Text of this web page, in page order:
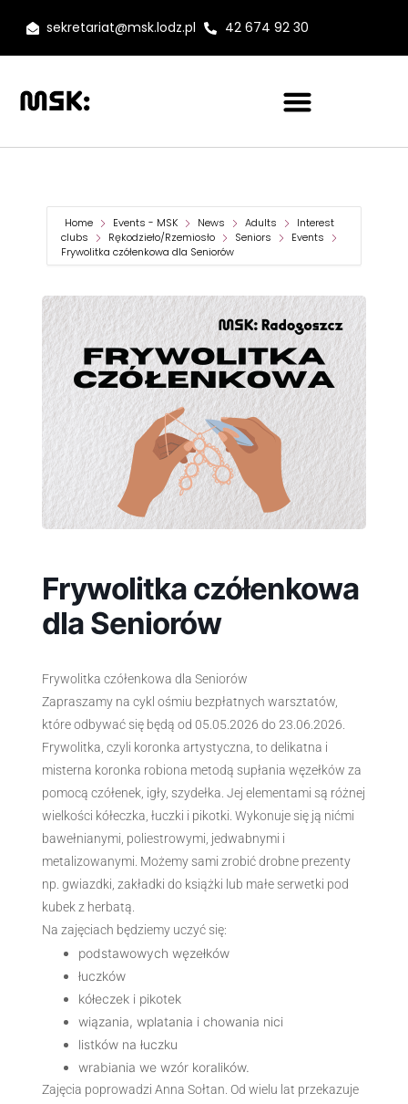
sekretariat@msk.lodz.pl 42 674 92 30
Home Events - MSK News Adults
Interest
clubs
Rękodzieło/Rzemiosło Seniors
Events
Frywolitka czółenkowa dla Seniorów
Frywolitka czółenkowa
dla Seniorów
Frywolitka czółenkowa dla Seniorów
Zapraszamy na cykl ośmiu bezpłatnych warsztatów,
które odbywać się będą od 05.05.2026 do 23.06.2026.
Frywolitka, czyli koronka artystyczna, to delikatna i
misterna koronka robiona metodą supłania węzełków za
pomocą czółenek, igły, szydełka. Jej elementami są różnej
wielkości kółeczka, łuczki i pikotki. Wykonuje się ją nićmi
bawełnianymi, poliestrowymi, jedwabnymi i
metalizowanymi. Możemy sami zrobić drobne prezenty
np. gwiazdki, zakładki do książki lub małe serwetki pod
kubek z herbatą.
Na zajęciach będziemy uczyć się:
podstawowych węzełków
łuczków
kółeczek i pikotek
wiązania, wplatania i chowania nici
listków na łuczku
wrabiania we wzór koralików.
Zajęcia poprowadzi Anna Sołtan. Od wielu lat przekazuje